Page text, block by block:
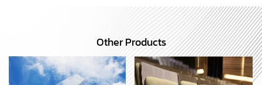
Other Products